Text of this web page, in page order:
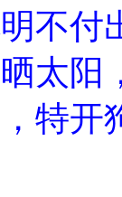
不付
太阳
特开